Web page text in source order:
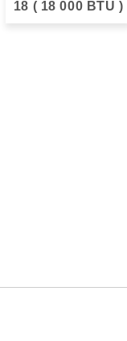
18 ( 18 000 BTU )